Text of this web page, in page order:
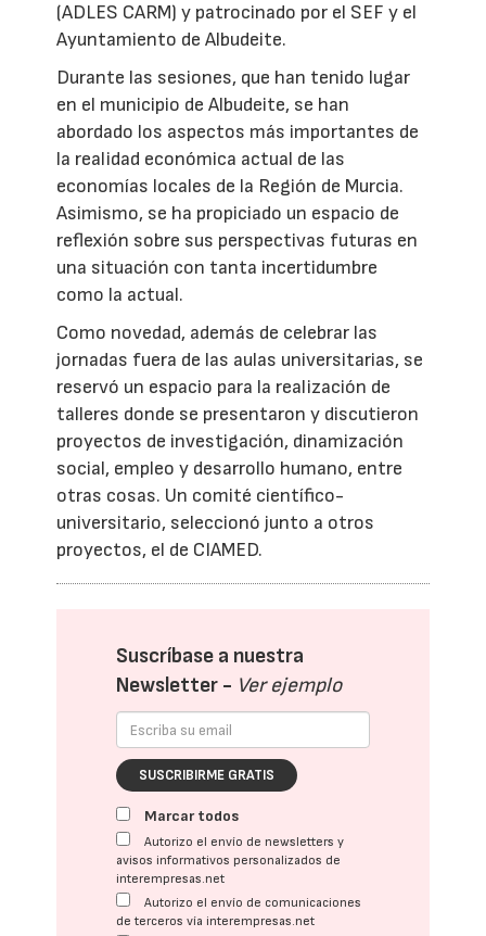
(ADLES CARM) y patrocinado por el SEF y el
Ayuntamiento de Albudeite.
Durante las sesiones, que han tenido lugar
en el municipio de Albudeite, se han
abordado los aspectos más importantes de
la realidad económica actual de las
economías locales de la Región de Murcia.
Asimismo, se ha propiciado un espacio de
reflexión sobre sus perspectivas futuras en
una situación con tanta incertidumbre
como la actual.
Como novedad, además de celebrar las
jornadas fuera de las aulas universitarias, se
reservó un espacio para la realización de
talleres donde se presentaron y discutieron
proyectos de investigación, dinamización
social, empleo y desarrollo humano, entre
otras cosas. Un comité científico-
universitario, seleccionó junto a otros
proyectos, el de CIAMED.
Suscríbase a nuestra
Newsletter - Ver ejemplo
SUSCRIBIRME GRATIS
Marcar todos
Autorizo el envío de newsletters y
avisos informativos personalizados de
interempresas.net
Autorizo el envío de comunicaciones
de terceros vía interempresas.net